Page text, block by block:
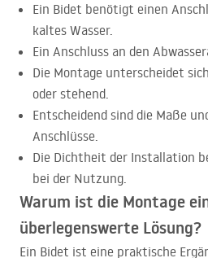
Ein Bidet benötigt einen
kaltes Wasser.
Ein Anschluss an den
Die Montage unterscheidet
oder stehend.
Entscheidend sind die Maße
Anschlüsse.
Die Dichtheit der Installation
bei der Nutzung.
Warum ist die Montage
überlegenswerte Lösung?
Ein Bidet ist eine praktische